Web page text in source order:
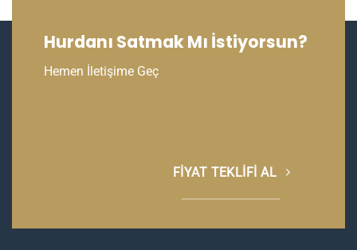
Hurdanı Satmak Mı İstiyorsun?
Hemen İletişime Geç
FIYAT TEKLIFI AL